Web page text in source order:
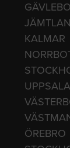
KALMAR
UPPSALA
ÖREBRO